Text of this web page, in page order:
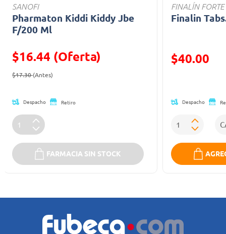
SANOFI
Pharmaton Kiddi Kiddy Jbe
F/200 Ml
$16.44 (Oferta)
Precio reducido de
$17.30(Antes)
Despacho Retiro
FARMACIA SIN STOCK
FINALÍN FORTE
Finalin
Precio
$40.00
Despacho